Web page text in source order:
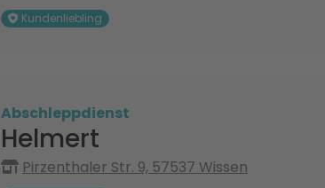
Kundenliebling
Abschleppdienst
Helmert
Pirzenthaler Str. 9, 57537 Wissen